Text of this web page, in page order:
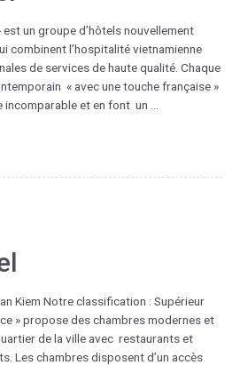
un groupe d’hôtels nouvellement
combinent l’hospitalité vietnamienne
de services de haute qualité. Chaque
« avec une touche française »
et en font un …
Kiem Notre classification : Supérieur
» propose des chambres modernes et
de la ville avec restaurants et
Les chambres disposent d’un accès